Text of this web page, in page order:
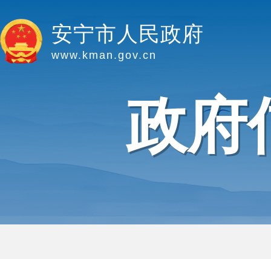
安宁市人民政府
www.kman.gov.cn
政府